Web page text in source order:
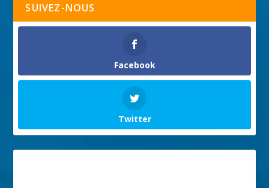
SUIVEZ-NOUS
Facebook
Twitter